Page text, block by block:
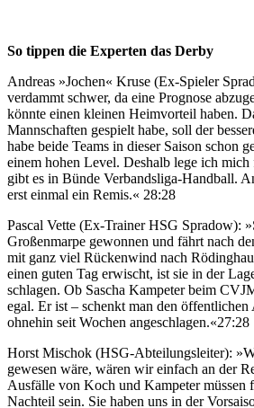
So tippen die Experten das Derby
Andreas »Jochen« Kruse (Ex-Spieler
verdammt schwer, da eine Prognose
könnte einen kleinen Heimvorteil haben.
Mannschaften gespielt habe, soll der
habe beide Teams in dieser Saison schon
einem hohen Level. Deshalb lege ich mich
gibt es in Bünde Verbandsliga-Handball.
erst einmal ein Remis.« 28:28
Pascal Vette (Ex-Trainer HSG Spradow):
Großenmarpe gewonnen und fährt nach
mit ganz viel Rückenwind nach
einen guten Tag erwischt, ist sie in der
schlagen. Ob Sascha Kampeter beim
egal. Er ist – schenkt man den öffentlichen
ohnehin seit Wochen angeschlagen.«27:28
Horst Mischok (HSG-Abteilungsleiter):
gewesen wäre, wären wir einfach an der
Ausfälle von Koch und Kampeter müssen
Nachteil sein. Sie haben uns in der